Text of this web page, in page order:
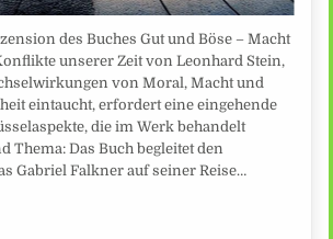
des Buches Gut und Böse – Macht
unserer Zeit von Leonhard Stein,
von Moral, Macht und
eintaucht, erfordert eine eingehende
die im Werk behandelt
Thema: Das Buch begleitet den
Gabriel Falkner auf seiner Reise…